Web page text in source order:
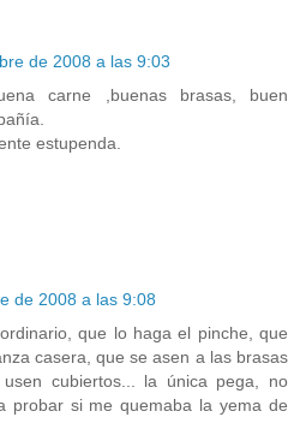
de 2008 a las 9:03
carne ,buenas brasas, buen
estupenda.
de 2008 a las 9:08
que lo haga el pinche, que
casera, que se asen a las brasas
cubiertos... la única pega, no
probar si me quemaba la yema de